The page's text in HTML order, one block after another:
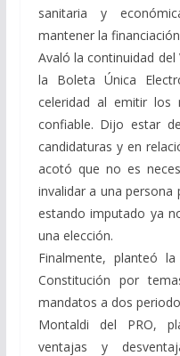
sanitaria y
mantener la
Avaló la continuidad
la Boleta Única
celeridad al emitir los
confiable. Dijo estar
candidaturas y en
acotó que no es
invalidar a una persona
estando imputado ya
una elección.
Finalmente, planteó
Constitución por
mandatos a dos
Montaldi del PRO,
ventajas y